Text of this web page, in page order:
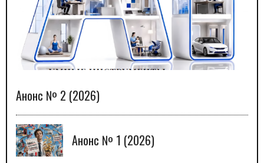
Анонс № 2 (2026)
Анонс № 1 (2026)